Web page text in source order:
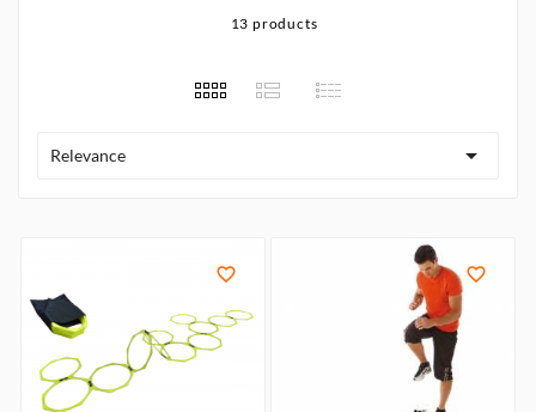
13 products
Relevance 
 